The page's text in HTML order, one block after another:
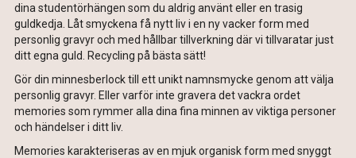
dina studentörhängen som du aldrig använt eller en trasig
guldkedja. Låt smyckena få nytt liv i en ny vacker form med
personlig gravyr och med hållbar tillverkning där vi tillvaratar just
ditt egna guld. Recycling på bästa sätt!
Gör din minnesberlock till ett unikt namnsmycke genom att välja
personlig gravyr. Eller varför inte gravera det vackra ordet
memories som rymmer alla dina fina minnen av viktiga personer
och händelser i ditt liv.
Memories karakteriseras av en mjuk organisk form med snyggt